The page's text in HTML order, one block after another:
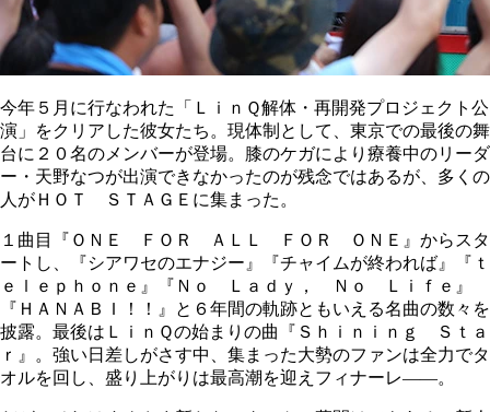
今年５月に行なわれた「ＬｉｎＱ解体・再開発プロジェクト公
演」をクリアした彼女たち。現体制として、東京での最後の舞
台に２０名のメンバーが登場。膝のケガにより療養中のリーダ
ー・天野なつが出演できなかったのが残念ではあるが、多くの
人がＨＯＴ ＳＴＡＧＥに集まった。
１曲目『ＯＮＥ ＦＯＲ ＡＬＬ ＦＯＲ ＯＮＥ』からスタ
ートし、『シアワセのエナジー』『チャイムが終われば』『ｔ
ｅｌｅｐｈｏｎｅ』『Ｎｏ Ｌａｄｙ， Ｎｏ Ｌｉｆｅ』
『ＨＡＮＡＢＩ！！』と６年間の軌跡ともいえる名曲の数々を
披露。最後はＬｉｎＱの始まりの曲『Ｓｈｉｎｉｎｇ Ｓｔａ
ｒ』。強い日差しがさす中、集まった大勢のファンは全力でタ
オルを回し、盛り上がりは最高潮を迎えフィナーレ――。